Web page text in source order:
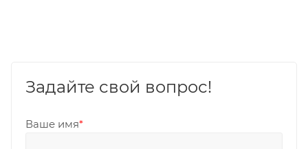
Задайте свой вопрос!
Ваше имя*